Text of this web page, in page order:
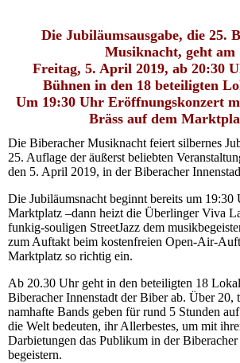
Die Jubiläumsausgabe, die25.
Musiknacht, geht am
Freitag, 5. April 2019, ab 20:30
Bühnen in den 18 beteiligten
Um 19:30 Uhr Eröffnungskonzert
Bräss auf dem
Die Biberacher Musiknacht feiert silbernes
25. Auflage der äußerst beliebten
den 5. April 2019, in der Biberacher
Die Jubiläumsnacht beginnt bereits um 19:30
Marktplatz –dann heizt die Überlinger Viva
funkig-souligen StreetJazz dem
zum Auftakt beim kostenfreien Open-Air-
Marktplatz so richtig ein.
Ab 20.30 Uhr geht in den beteiligten 18
Biberacher Innenstadt der Biber ab. Über 20,
namhafte Bands geben für rund 5 Stunden
die Welt bedeuten, ihr Allerbestes, um mit
Darbietungen das Publikum in der Biberacher
begeistern.